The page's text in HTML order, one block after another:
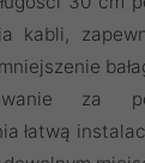
kabli,
za
łatwą